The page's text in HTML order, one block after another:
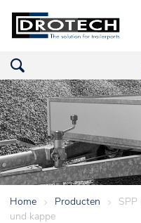
Home > Producten >
und kappe